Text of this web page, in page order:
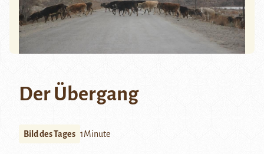
Der Übergang
Bild des Tages 1Minute